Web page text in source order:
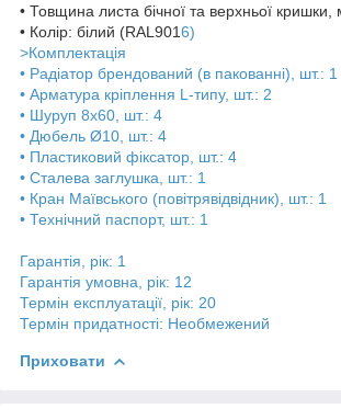
• Товщина листа бічної та верхньої
• Колір: білий (RAL9016)
>Комплектація
• Радіатор брендований (в пакованні), шт.: 1
• Арматура кріплення L-типу, шт.: 2
• Шуруп 8х60, шт.: 4
• Дюбель Ø10, шт.: 4
• Пластиковий фіксатор, шт.: 4
• Сталева заглушка, шт.: 1
• Кран Маївського (повітрявідвідник), шт.: 1
• Технічний паспорт, шт.: 1
Гарантія, рік: 1
Гарантія умовна, рік: 12
Термін експлуатації, рік: 20
Термін придатності: Необмежений
Приховати